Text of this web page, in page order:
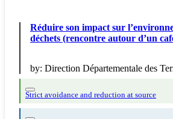
Réduire son impact sur
déchets (rencontre autour d’un
by: Direction Départementale des
Strict avoidance and reduction at source